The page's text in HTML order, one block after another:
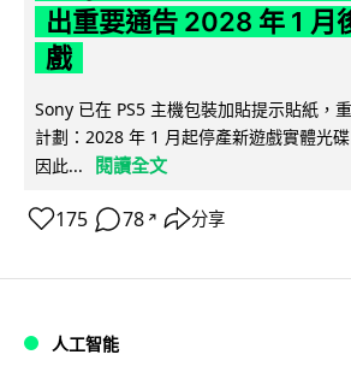
出重要通告 2028 年 1 月
戲
Sony 已在 PS5 主機包裝加貼提示貼紙，
計劃：2028 年 1 月起停產新遊戲實體光
因此...
閱讀全文
175 78 ↗ 分享
人工智能